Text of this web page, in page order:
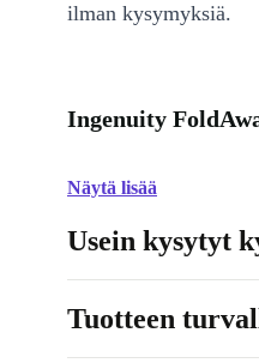
ilman kysymyksiä.
Ingenuity
Näytä lisää
Usein kysytyt
Tuotteen